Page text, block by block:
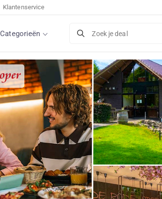
Klantenservice
Categorieën Zoek je deal